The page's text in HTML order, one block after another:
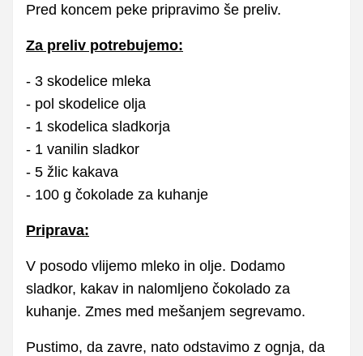
Pred koncem peke pripravimo še preliv.
Za preliv potrebujemo:
- 3 skodelice mleka
- pol skodelice olja
- 1 skodelica sladkorja
- 1 vanilin sladkor
- 5 žlic kakava
- 100 g čokolade za kuhanje
Priprava:
V posodo vlijemo mleko in olje. Dodamo
sladkor, kakav in nalomljeno čokolado za
kuhanje. Zmes med mešanjem segrevamo.
Pustimo, da zavre, nato odstavimo z ognja, da